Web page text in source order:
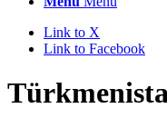
Link to X
Link to Facebook